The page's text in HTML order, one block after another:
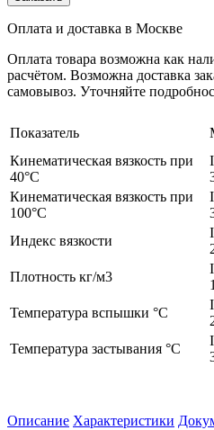
Оплата и доставка в Москве
Оплата товара возможна как
расчётом. Возможна доставка
самовывоз. Уточняйте
Показатель
Кинематическая вязкость при
40°C
Кинематическая вязкость при
100°C
Индекс вязкости
Плотность кг/м3
Температура вспышки °C
Температура застывания °C
Описание Характеристики